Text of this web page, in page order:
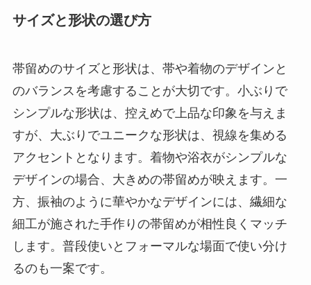
サイズと形状の選び方
帯留めのサイズと形状は、帯や着物のデザインと
のバランスを考慮することが大切です。小ぶりで
シンプルな形状は、控えめで上品な印象を与えま
すが、大ぶりでユニークな形状は、視線を集める
アクセントとなります。着物や浴衣がシンプルな
デザインの場合、大きめの帯留めが映えます。一
方、振袖のように華やかなデザインには、繊細な
細工が施された手作りの帯留めが相性良くマッチ
します。普段使いとフォーマルな場面で使い分け
るのも一案です。